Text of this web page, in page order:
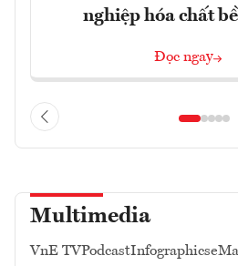
nghiệp hóa chất
Đọc ngay
Multimedia
VnE TVPodcastInfographics